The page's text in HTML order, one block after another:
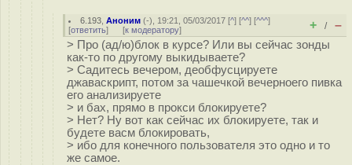
6.193 ,Аноним (-), 19:21, 05/03/2017 [^] [^^] [^^^]
[ответить] [к модератору] + / –
> Про (ад/ю)блок в курсе? Или вы сейчас зонды
как-то по другому выкидываете?
> Садитесь вечером, деобфусцируете
джаваскрипт, потом за чашечкой вечерноего пивка
его анализируете
> и бах, прямо в прокси блокируете?
> Нет? Ну вот как сейчас их блокируете, так и
будете васм блокировать,
> ибо для конечного пользователя это одно и то
же самое.